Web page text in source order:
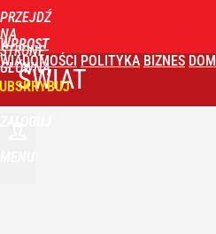
PRZEJDŹ
NA
STRONĘ
GŁÓWNĄ
WPROST
WIADOMOŚCI POLITYKA BIZNES DOM
ŚWIAT